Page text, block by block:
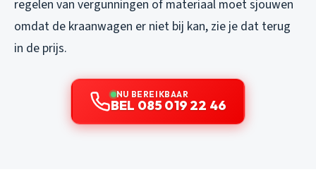
regelen van vergunningen of materiaal moet sjouwen
omdat de kraanwagen er niet bij kan, zie je dat terug
in de prijs.
NU BEREIKBAAR
BEL 085 019 22 46